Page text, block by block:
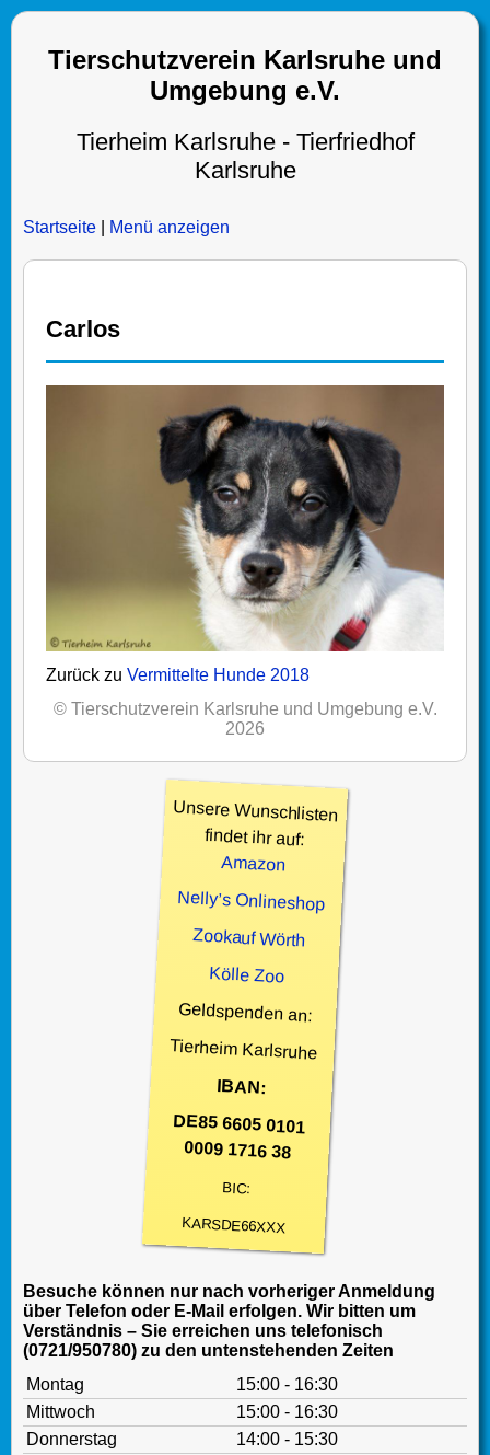
Tierschutzverein Karlsruhe und
Umgebung e.V.
Tierheim Karlsruhe - Tierfriedhof
Karlsruhe
Startseite Menü anzeigen
Carlos
Zurück zu Vermittelte Hunde 2018
© Tierschutzverein Karlsruhe und Umgebung e.V.
2026
Unsere Wunschlisten
findet ihr auf:
Amazon
Nelly’s Onlineshop
Zookauf Wörth
Kölle Zoo
Geldspenden an:
Tierheim Karlsruhe
IBAN:
DE85 6605 0101
0009 1716 38
BIC:
KARSDE66XXX
Besuche können nur nach vorheriger Anmeldung
über Telefon oder E-Mail erfolgen. Wir bitten um
Verständnis – Sie erreichen uns telefonisch
(0721/950780) zu den untenstehenden Zeiten
Montag
15:00 - 16:30
Mittwoch
15:00 - 16:30
Donnerstag
14:00 - 15:30